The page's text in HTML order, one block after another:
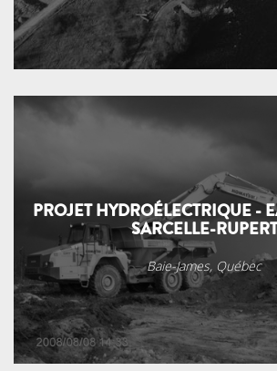
PROJET HYDROÉLECTRIQUE -
SARCELLE-RUPERT
Baie-James, Québec